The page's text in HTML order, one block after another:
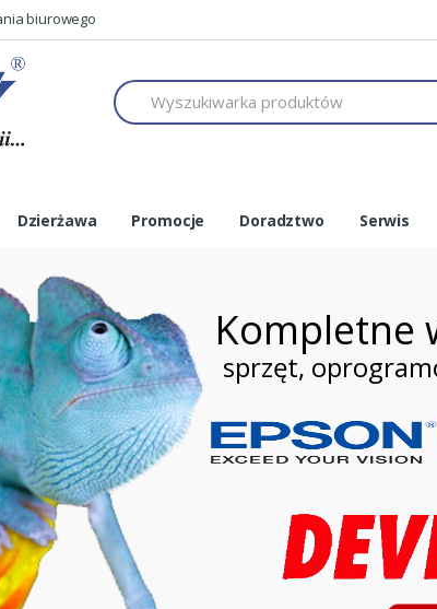
biurowego
Dzierżawa Promocje Doradztwo Serwis
Kompletne
sprzęt,